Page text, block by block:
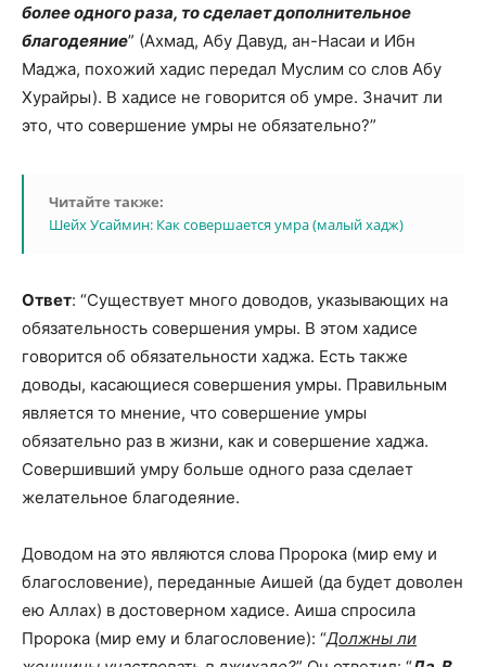
более одного раза, то сделает дополнительное
благодеяние” (Ахмад, Абу Давуд, ан-Насаи и Ибн
Маджа, похожий хадис передал Муслим со слов Абу
Хурайры). В хадисе не говорится об умре. Значит ли
это, что совершение умры не обязательно?”
Читайте также:
Шейх Усаймин: Как совершается умра (малый хадж)
Ответ: “Существует много доводов, указывающих на
обязательность совершения умры. В этом хадисе
говорится об обязательности хаджа. Есть также
доводы, касающиеся совершения умры. Правильным
является то мнение, что совершение умры
обязательно раз в жизни, как и совершение хаджа.
Совершивший умру больше одного раза сделает
желательное благодеяние.
Доводом на это являются слова Пророка (мир ему и
благословение), переданные Аишей (да будет доволен
ею Аллах) в достоверном хадисе. Аиша спросила
Пророка (мир ему и благословение): “Должны ли